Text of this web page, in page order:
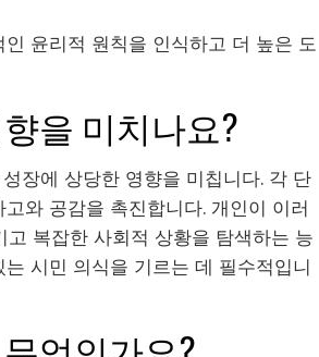
윤리적 원칙을 인식하고 더 높은 도
을 미치나요?
장에 상당한 영향을 미칩니다. 각 단
와 공감을 촉진합니다. 개인이 이러
복잡한 사회적 상황을 탐색하는 능
시민 의식을 기르는 데 필수적입니